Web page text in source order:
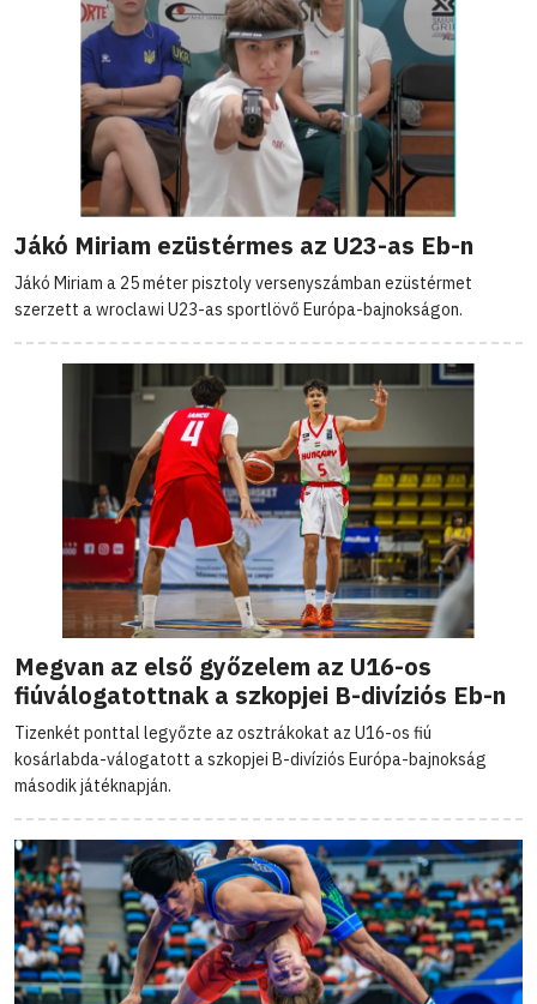
Jákó Miriam ezüstérmes az U23-as Eb-n
Jákó Miriam a 25 méter pisztoly versenyszámban ezüstérmet
szerzett a wroclawi U23-as sportlövő Európa-bajnokságon.
Megvan az első győzelem az U16-os
fiúválogatottnak a szkopjei B-divíziós Eb-n
Tizenkét ponttal legyőzte az osztrákokat az U16-os fiú
kosárlabda-válogatott a szkopjei B-divíziós Európa-bajnokság
második játéknapján.